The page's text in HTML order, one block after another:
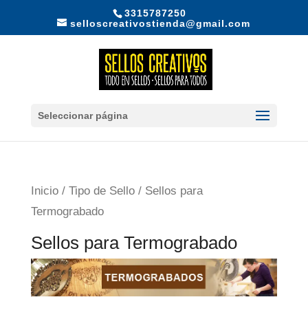
3315787250
selloscreativostienda@gmail.com
Seleccionar página
Inicio/ Tipo de Sello/ Sellos para
Termograbado
Sellos para Termograbado